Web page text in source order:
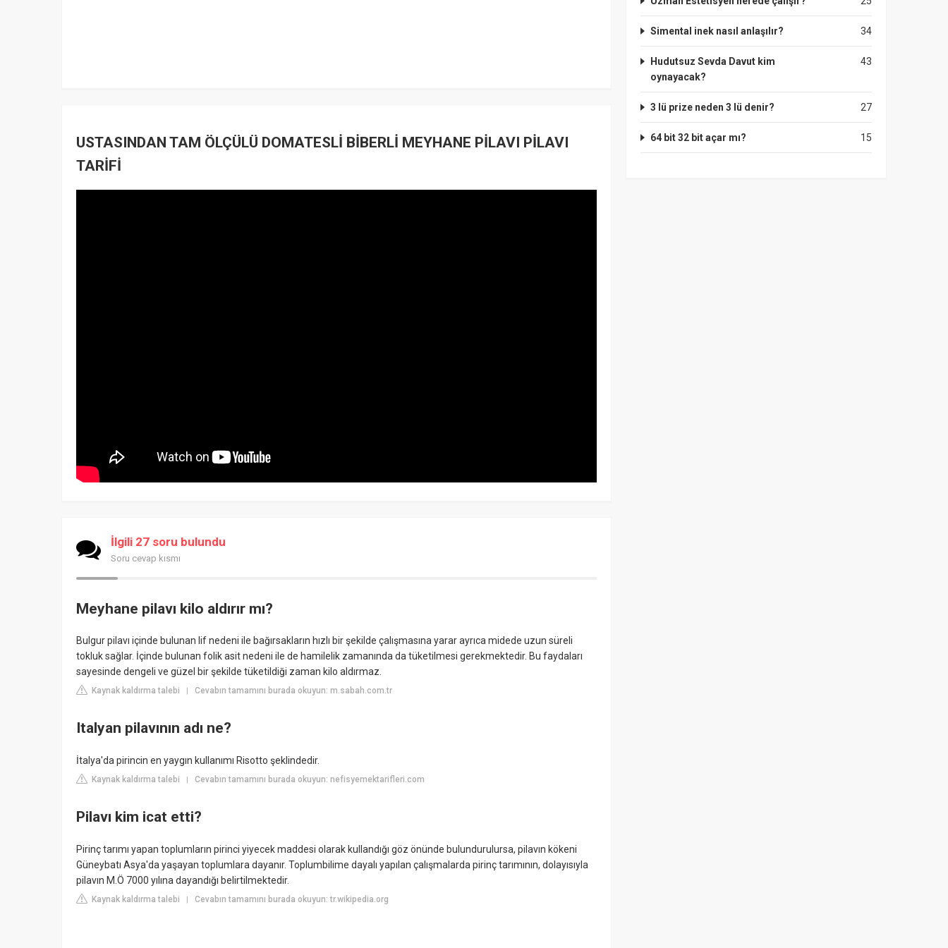
USTASINDAN TAM ÖLÇÜLÜ DOMATESLİ BİBERLİ MEYHANE PİLAVI PİLAVI
TARİFİ
İlgili 27 soru bulundu
Soru cevap kısmı
Meyhane pilavı kilo aldırır mı?
Bulgur pilavı içinde bulunan lif nedeni ile bağırsakların hızlı bir şekilde çalışmasına yarar ayrıca midede uzun süreli
tokluk sağlar. İçinde bulunan folik asit nedeni ile de hamilelik zamanında da tüketilmesi gerekmektedir. Bu faydaları
sayesinde dengeli ve güzel bir şekilde tüketildiği zaman kilo aldırmaz.
Kaynak kaldırma talebi | Cevabın tamamını burada okuyun: m.sabah.com.tr
Italyan pilavının adı ne?
İtalya'da pirincin en yaygın kullanımı Risotto şeklindedir.
Kaynak kaldırma talebi | Cevabın tamamını burada okuyun: nefisyemektarifleri.com
Pilavı kim icat etti?
Pirinç tarımı yapan toplumların pirinci yiyecek maddesi olarak kullandığı göz önünde bulundurulursa, pilavın kökeni
Güneybatı Asya'da yaşayan toplumlara dayanır. Toplumbilime dayalı yapılan çalışmalarda pirinç tarımının, dolayısıyla
pilavın M.Ö 7000 yılına dayandığı belirtilmektedir.
Kaynak kaldırma talebi | Cevabın tamamını burada okuyun: tr.wikipedia.org
34
Simental inek nasıl anlaşılır?
43
Hudutsuz Sevda Davut kim
oynayacak?
27
3 lü prize neden 3 lü denir?
15
64 bit 32 bit açar mı?